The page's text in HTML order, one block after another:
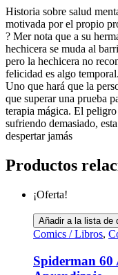
Historia sobre salud
motivada por el propio
? Mer nota que a su
hechicera se muda al
pero la hechicera no
felicidad es algo
Uno que hará que la
que superar una prueba
terapia mágica. El
sufriendo demasiado,
despertar jamás
Productos
¡Oferta!
Añadir a la lista de
Comics / Libros,
Spiderman